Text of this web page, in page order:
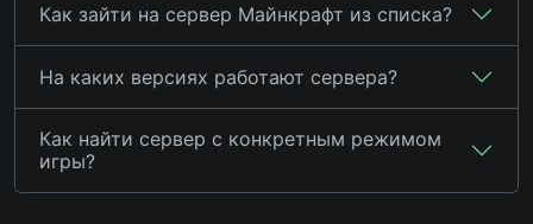
Как зайти на сервер Майнкрафт из списка?
На каких версиях работают сервера?
Как найти сервер с конкретным режимом
игры?